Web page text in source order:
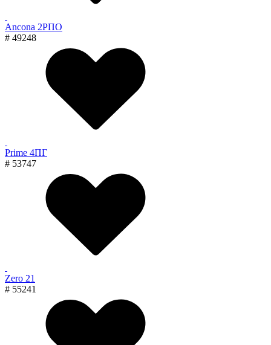
Ancona 2РПО
# 49248
Prime 4ПГ
# 53747
Zero 21
# 55241